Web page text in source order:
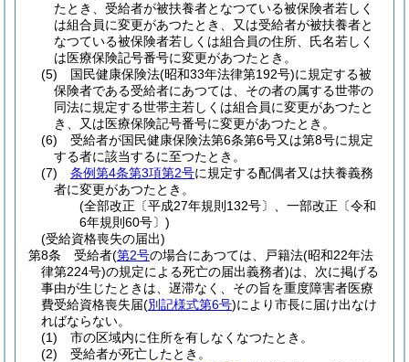
たとき、受給者が被扶養者となつている被保険者若しく
は組合員に変更があつたとき、又は受給者が被扶養者と
なつている被保険者若しくは組合員の住所、氏名若しく
は医療保険記号番号に変更があつたとき。
(5)
国民健康保険法(昭和33年法律第192号)に規定する被
保険者である受給者にあつては、その者の属する世帯の
同法に規定する世帯主若しくは組合員に変更があつたと
き、又は医療保険記号番号に変更があつたとき。
(6)
受給者が国民健康保険法第6条第6号又は第8号に規定
する者に該当するに至つたとき。
(7)
条例第4条第3項第2号に規定する配偶者又は扶養義務
者に変更があつたとき。
(全部改正〔平成27年規則132号〕、一部改正〔令和
6年規則60号〕)
(受給資格喪失の届出)
第8条
受給者(第2号の場合にあつては、戸籍法(昭和22年法
律第224号)の規定による死亡の届出義務者)は、次に掲げる
事由が生じたときは、遅滞なく、その旨を重度障害者医療
費受給資格喪失届(別記様式第6号)により市長に届け出なけ
ればならない。
(1)
市の区域内に住所を有しなくなつたとき。
(2)
受給者が死亡したとき。